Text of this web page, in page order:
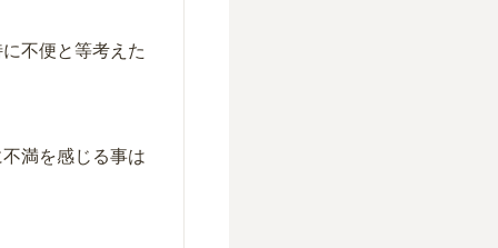
不便と等考えた
満を感じる事は